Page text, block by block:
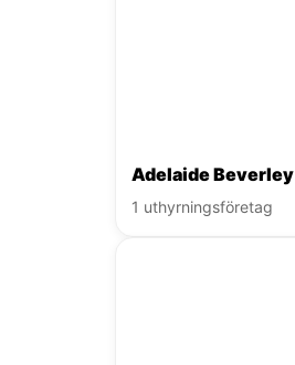
Adelaide Beverley
1 uthyrningsföretag